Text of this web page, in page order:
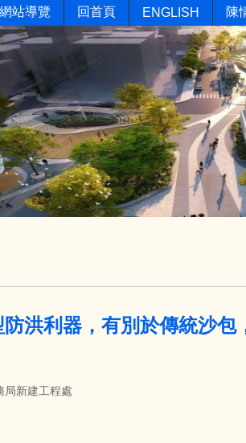
網站導覽 回首頁 ENGLISH 陳
洪利器，有別於傳統沙
局新建工程處